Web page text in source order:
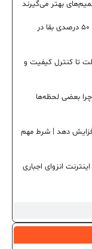
بهتر می‌گیرند
درمان نوین با نانوذرات پوشیده از قند؛ افزایش ۵۰ درصدی بقا در
تا کنترل کیفیت و
بعضی لحظه‌ها
دهد | شرط مهم
انزوای اجباری